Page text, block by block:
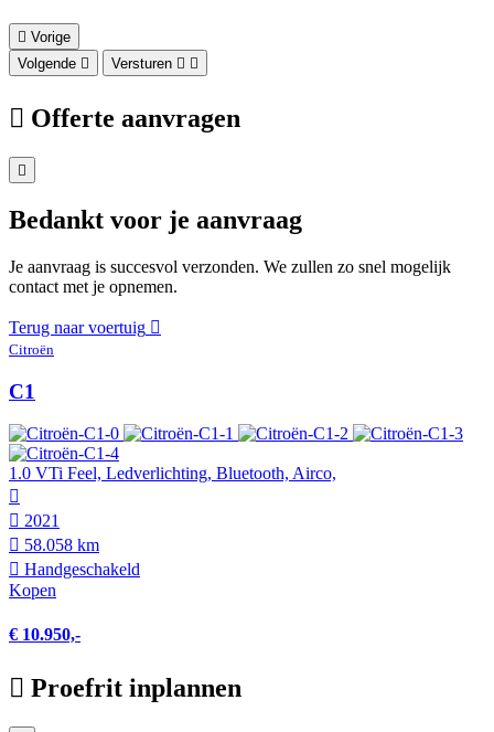
Vorige
Volgende
Versturen
Offerte aanvragen
Bedankt voor je aanvraag
Je aanvraag is succesvol verzonden. We zullen zo snel mogelijk
contact met je opnemen.
Terug naar voertuig
Citroën
C1
1.0 VTi Feel, Ledverlichting, Bluetooth, Airco,
2021
58.058 km
Hand­geschakeld
Kopen
€ 10.950,-
Proefrit inplannen